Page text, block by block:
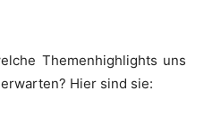
Themenhighlights uns
Hier sind sie: